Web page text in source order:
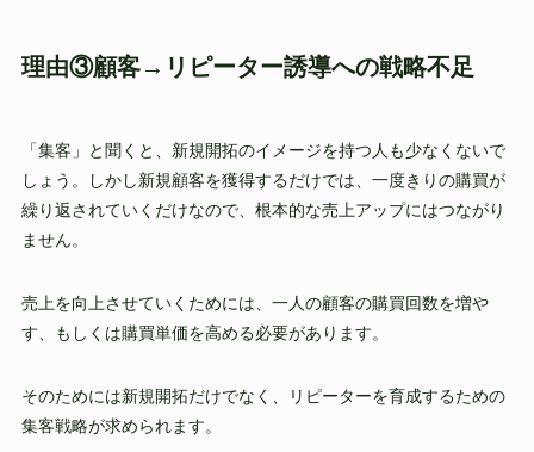
理由③顧客→リピーター誘導への戦略不足
「集客」と聞くと、新規開拓のイメージを持つ人も少なくないで
しょう。しかし新規顧客を獲得するだけでは、一度きりの購買が
繰り返されていくだけなので、根本的な売上アップにはつながり
ません。
売上を向上させていくためには、一人の顧客の購買回数を増や
す、もしくは購買単価を高める必要があります。
そのためには新規開拓だけでなく、リピーターを育成するための
集客戦略が求められます。